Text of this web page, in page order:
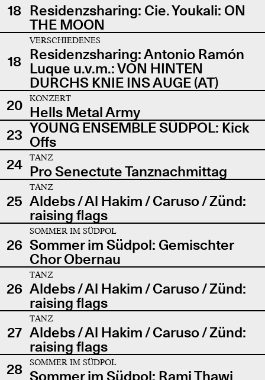
18 Residenzsharing: Cie. Youkali: ON
THE MOON
18
VERSCHIEDENES
Residenzsharing: Antonio Ramón
Luque u.v.m.: VON HINTEN
DURCHS KNIE INS AUGE (AT)
20
KONZERT
Hells Metal Army
23 YOUNG ENSEMBLE SÜDPOL: Kick
Offs
24
TANZ
Pro Senectute Tanznachmittag
25
TANZ
Aldebs / Al Hakim / Caruso / Zünd:
raising flags
26
SOMMER IM SÜDPOL
Sommer im Südpol: Gemischter
Chor Obernau
26
TANZ
Aldebs / Al Hakim / Caruso / Zünd:
raising flags
27
TANZ
Aldebs / Al Hakim / Caruso / Zünd:
raising flags
28
SOMMER IM SÜDPOL
Sommer im Südpol: Rami Thawi